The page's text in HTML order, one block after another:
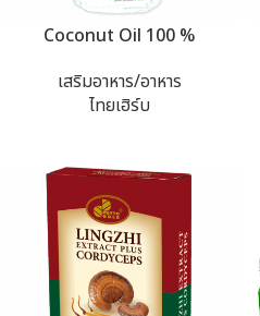
Coconut Oil 100 %
เสริมอาหาร/อาหาร
ไทยเฮิร์บ